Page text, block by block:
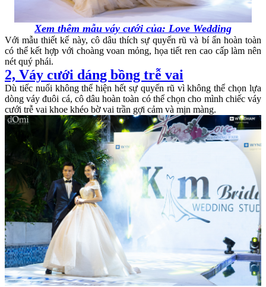
Xem thêm mẫu váy cưới của: Love Wedding
Với mẫu thiết kế này, cô dâu thích sự quyến rũ và bí ẩn hoàn toàn
có thể kết hợp với choàng voan mỏng, họa tiết ren cao cấp làm nên
nét quý phái.
2, Váy cưới dáng bồng trễ vai
Dù tiếc nuối không thể hiện hết sự quyến rũ vì không thể chọn lựa
dòng váy đuôi cá, cô dâu hoàn toàn có thể chọn cho mình chiếc váy
cưới trễ vai khoe khéo bờ vai trần gợi cảm và mịn màng.